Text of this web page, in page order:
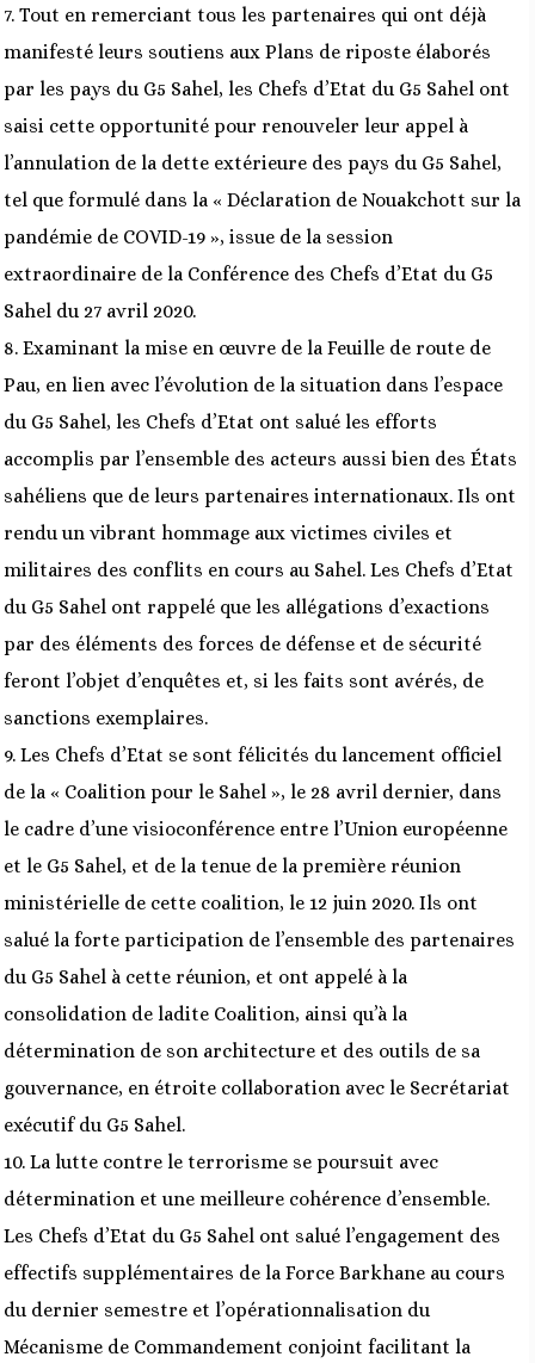
7. Tout en remerciant tous les partenaires qui ont déjà
manifesté leurs soutiens aux Plans de riposte élaborés
par les pays du G5 Sahel, les Chefs d’Etat du G5 Sahel ont
saisi cette opportunité pour renouveler leur appel à
l’annulation de la dette extérieure des pays du G5 Sahel,
tel que formulé dans la « Déclaration de Nouakchott sur la
pandémie de COVID-19 », issue de la session
extraordinaire de la Conférence des Chefs d’Etat du G5
Sahel du 27 avril 2020.
8. Examinant la mise en œuvre de la Feuille de route de
Pau, en lien avec l’évolution de la situation dans l’espace
du G5 Sahel, les Chefs d’Etat ont salué les efforts
accomplis par l’ensemble des acteurs aussi bien des États
sahéliens que de leurs partenaires internationaux. Ils ont
rendu un vibrant hommage aux victimes civiles et
militaires des conflits en cours au Sahel. Les Chefs d’Etat
du G5 Sahel ont rappelé que les allégations d’exactions
par des éléments des forces de défense et de sécurité
feront l’objet d’enquêtes et, si les faits sont avérés, de
sanctions exemplaires.
9. Les Chefs d’Etat se sont félicités du lancement officiel
de la « Coalition pour le Sahel », le 28 avril dernier, dans
le cadre d’une visioconférence entre l’Union européenne
et le G5 Sahel, et de la tenue de la première réunion
ministérielle de cette coalition, le 12 juin 2020. Ils ont
salué la forte participation de l’ensemble des partenaires
du G5 Sahel à cette réunion, et ont appelé à la
consolidation de ladite Coalition, ainsi qu’à la
détermination de son architecture et des outils de sa
gouvernance, en étroite collaboration avec le Secrétariat
exécutif du G5 Sahel.
10. La lutte contre le terrorisme se poursuit avec
détermination et une meilleure cohérence d’ensemble.
Les Chefs d’Etat du G5 Sahel ont salué l’engagement des
effectifs supplémentaires de la Force Barkhane au cours
du dernier semestre et l’opérationnalisation du
Mécanisme de Commandement conjoint facilitant la